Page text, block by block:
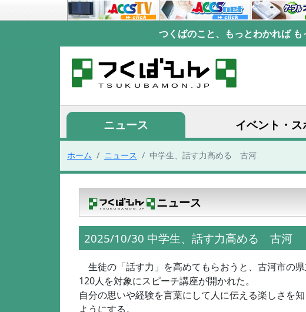
つくばのこと、もっとわかれば
ニュース イベント・ス
ホーム ニュース 中学生、話す力高める 古河
ニュース
2025/10/30 中学生、話す力高める 古河
生徒の「話す力」を高めてもらおうと、古河市の
120人を対象にスピーチ講座が開かれた。
自分の思いや経験を言葉にして人に伝える楽しさを
ようにする。